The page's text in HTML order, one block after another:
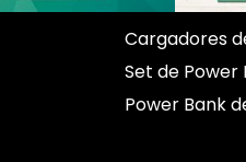
Cargadores
Set de Power
Power Bank